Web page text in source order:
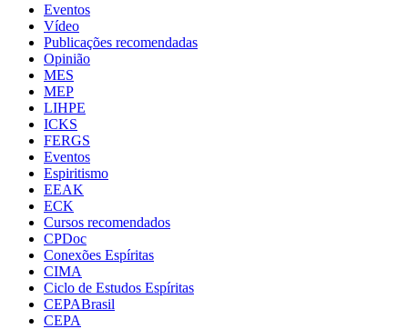
Eventos
Vídeo
Publicações recomendadas
Opinião
MES
MEP
LIHPE
ICKS
FERGS
Eventos
Espiritismo
EEAK
ECK
Cursos recomendados
CPDoc
Conexões Espíritas
CIMA
Ciclo de Estudos Espíritas
CEPABrasil
CEPA